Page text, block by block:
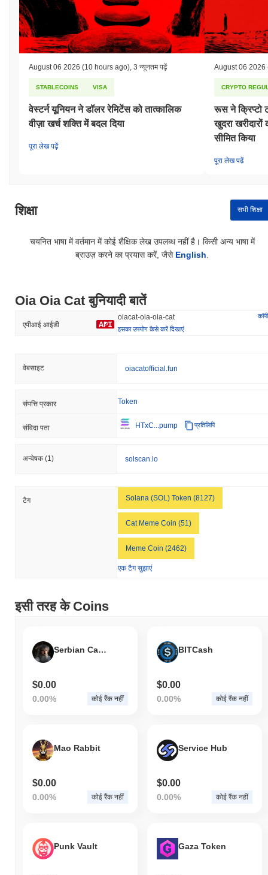
August 06 2026 (10 hours ago) 3 न्यूनतम पढ़ें
STABLECOINS VISA
वेस्टर्न यूनियन ने डॉलर रेमिटेंस को तात्कालिक
वीज़ा खर्च शक्ति में बदल दिया
पूरा लेख पढ़ें
August 06 2026
CRYPTO
रूस ने क्रिप्टो
खुदरा
सीमित किया
पूरा लेख पढ़ें
शिक्षा सभी शिक्षा
चयनित भाषा में वर्तमान में कोई शैक्षिक लेख उपलब्ध नहीं है। किसी अन्य भाषा में
ब्राउज़ करने का प्रयास करें, जैसे English
Oia Oia Cat बुनियादी बातें
एपीआई आईडी
oiacat-oia-oia-cat
कॉपी
इसका उपयोग कैसे करें दिखाएं
वेबसाइट oiacatofficial.fun
संपत्ति प्रकार Token
संविदा पता HTxC...pump प्रतिलिपि
अन्वेषक (1) solscan.io
टैग Solana (SOL) Token (8127)
Cat Meme Coin (51)
Meme Coin (2462)
एक टैग सुझाएं
इसी तरह के Coins
Serbian Cave Hermit
$0.00
0.00% कोई रैंक नहीं
BITCash
$0.00
0.00% कोई रैंक नहीं
Mao Rabbit
$0.00
0.00% कोई रैंक नहीं
Service Hub
$0.00
0.00% कोई रैंक नहीं
Punk Vault Gaza Token